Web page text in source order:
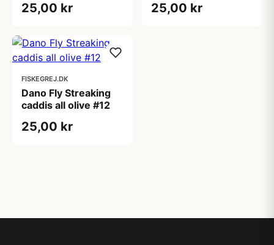
25,00 kr 25,00 kr
FISKEGREJ.DK
Dano Fly Streaking
caddis all olive #12
25,00 kr